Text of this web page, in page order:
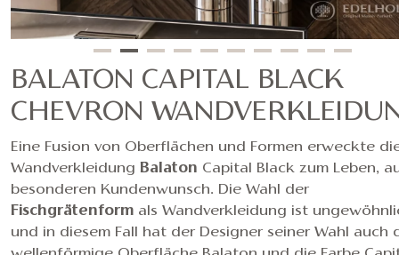
BALATON CAPITAL BLACK
CHEVRON
Eine Fusion von Oberflächen und Formen erweckte
Wandverkleidung Balaton Capital Black zum Leben,
besonderen Kundenwunsch. Die Wahl der
Fischgrätenform als Wandverkleidung ist
und in diesem Fall hat der Designer seiner Wahl auch